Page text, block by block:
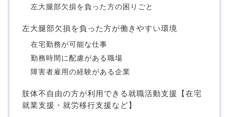
左大腿部欠損を負った方の困りごと
左大腿部欠損を負った方が働きやすい環境
在宅勤務が可能な仕事
勤務時間に配慮がある職場
障害者雇用の経験がある企業
肢体不自由の方が利用できる就職活動支援【在宅
就業支援・就労移行支援など】